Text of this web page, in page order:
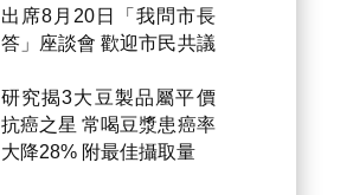
出席8月20日「我問市長
答」座談會 歡迎市民共議
研究揭3大豆製品屬平價
抗癌之星 常喝豆漿患癌率
大降28% 附最佳攝取量